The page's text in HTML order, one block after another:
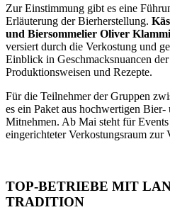
Zur Einstimmung gibt es eine
Erläuterung der Bierherstellung.
und Biersommelier Oliver
versiert durch die Verkostung und
Einblick in Geschmacksnuancen
Produktionsweisen und Rezepte.
Für die Teilnehmer der Gruppen
es ein Paket aus hochwertigen
Mitnehmen. Ab Mai steht für
eingerichteter Verkostungsraum zur
TOP-BETRIEBE MIT
TRADITION